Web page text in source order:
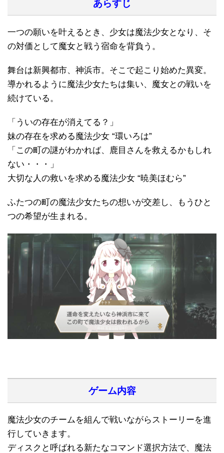
あらすじ
一つの願いを叶えるとき、少女は魔法少女となり、そ
の対価として魔女と戦う宿命を背負う。
舞台は新興都市、神浜市。そこで起こり始めた異変。
導かれるように魔法少女たちは集い、魔女との戦いを
続けている。
「ういの存在が消えてる？」
妹の存在を求める魔法少女 “環いろは”
「この町の謎がわかれば、鹿目さんを救えるかもしれ
ない・・・」
大切な人の救いを求める魔法少女 “暁美ほむら”
ふたつの町の魔法少女たちの想いが交差し、もうひと
つの希望が生まれる。
ゲーム内容
魔法少女のチームを組んで戦いながらストーリーを進
行していきます。
ディスクと呼ばれる新たなコマンド選択方法で、魔法